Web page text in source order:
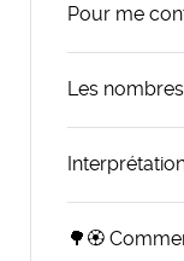
Pour me
Les
🌳🏵️